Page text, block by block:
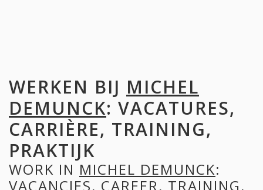
WERKEN BIJ MICHEL
DEMUNCK: VACATURES,
CARRIÈRE, TRAINING,
PRAKTIJK
WORK IN MICHEL DEMUNCK:
VACANCIES, CAREER, TRAINING,